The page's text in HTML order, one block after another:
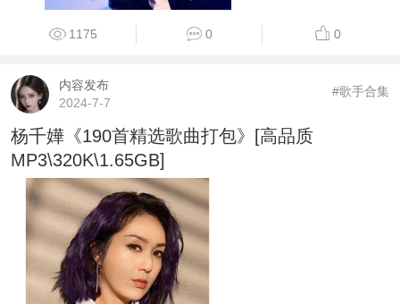
1175 0 0
内容发布
2024-7-7
#歌手合集
杨千嬅《190首精选歌曲打包》[高品质
MP3\320K\1.65GB]